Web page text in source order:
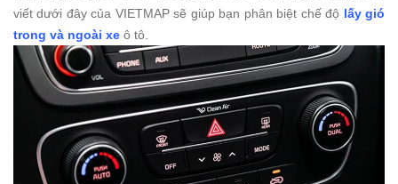
viết dưới đây của VIETMAP sẽ giúp bạn phân biệt chế độ lấy gió
trong và ngoài xe ô tô.